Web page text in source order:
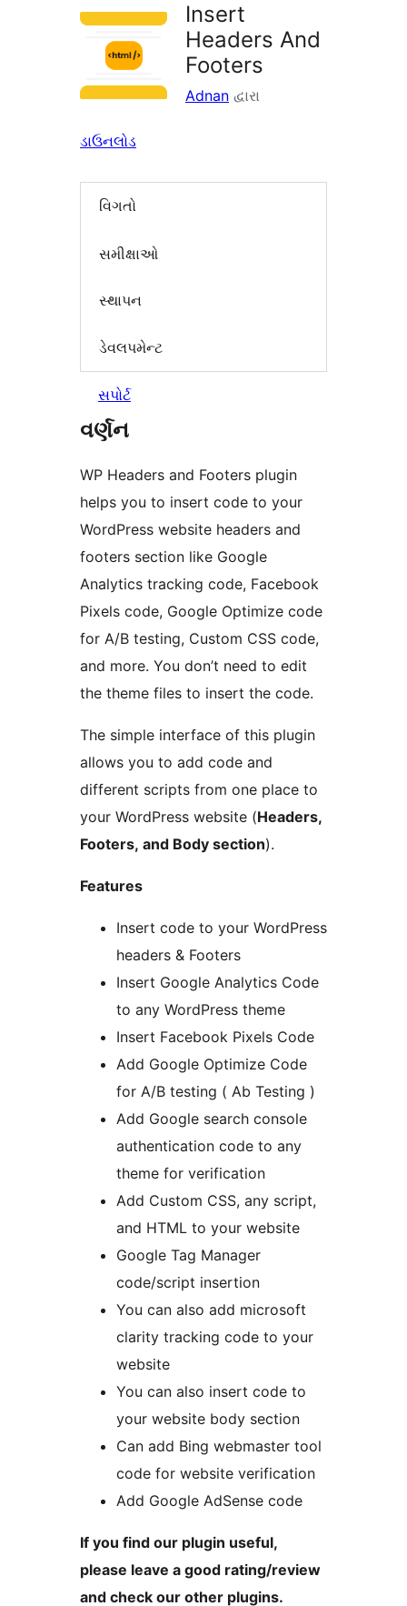
Insert
Headers And
Footers
Adnan દ્વારા
ડાઉનલોડ
વિગતો
સમીક્ષાઓ
સ્થાપન
ડેવલપમેન્ટ
સપોર્ટ
વર્ણન
WP Headers and Footers plugin
helps you to insert code to your
WordPress website headers and
footers section like Google
Analytics tracking code, Facebook
Pixels code, Google Optimize code
for A/B testing, Custom CSS code,
and more. You don’t need to edit
the theme files to insert the code.
The simple interface of this plugin
allows you to add code and
different scripts from one place to
your WordPress website (Headers,
Footers, and Body section).
Features
Insert code to your WordPress
headers & Footers
Insert Google Analytics Code
to any WordPress theme
Insert Facebook Pixels Code
Add Google Optimize Code
for A/B testing ( Ab Testing )
Add Google search console
authentication code to any
theme for verification
Add Custom CSS, any script,
and HTML to your website
Google Tag Manager
code/script insertion
You can also add microsoft
clarity tracking code to your
website
You can also insert code to
your website body section
Can add Bing webmaster tool
code for website verification
Add Google AdSense code
If you find our plugin useful,
please leave a good rating/review
and check our other plugins.